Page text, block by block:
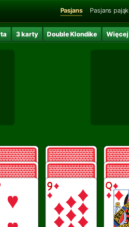
Pasjans Pasjans pająk
3 karty Double Klondike Więcej